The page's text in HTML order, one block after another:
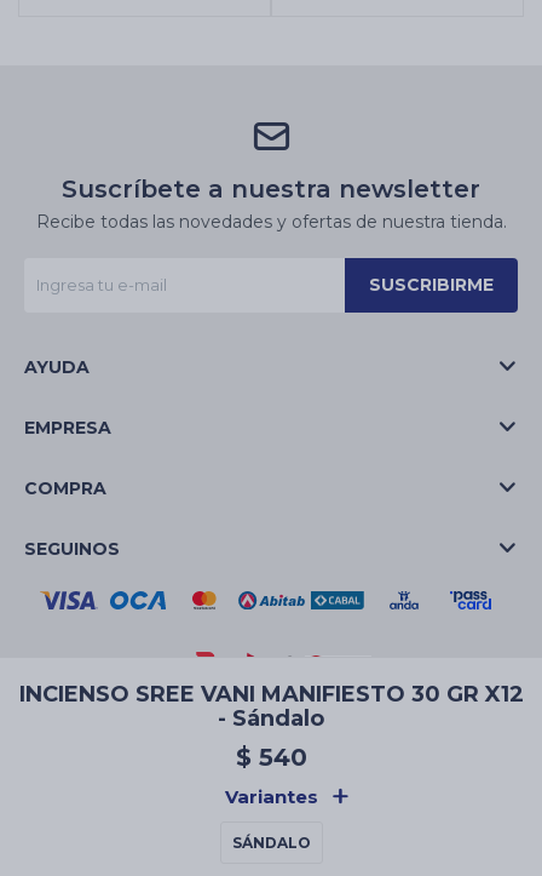
INCIENSO SREE VANI MANIFIESTO 30 GR X12
- Sándalo
$ 540
Variantes
SÁNDALO
Suscríbete a nuestra newsletter
Recibe todas las novedades y ofertas de nuestra tienda.
SUSCRIBIRME
AYUDA
EMPRESA
COMPRA
SEGUINOS
© Copyright 2026 / La Casa de las Velas